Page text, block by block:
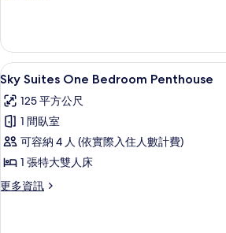
View
的
所
有
相
片
One
Bedroom
Penthouse
Accessible
Strip
的
詳
顯
示
Sky
Suites
One
Bedroom
Penthouse
4
Sky Suites One Bedroom Penthouse
125 平方公尺
1 間臥室
可容納 4 人 (依實際入住人數計費)
1 張特大雙人床
更多資訊
更